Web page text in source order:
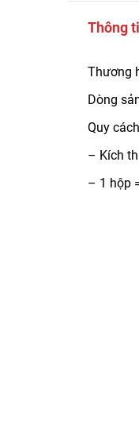
Thông
Thương
Dòng
Quy
– Kích
– 1 hộp